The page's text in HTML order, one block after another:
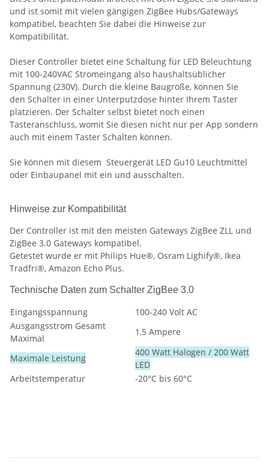
und ist somit mit vielen gängigen ZigBee Hubs/Gateways
kompatibel, beachten Sie dabei die Hinweise zur
Kompatibilität.
Dieser Controller bietet eine Schaltung für LED Beleuchtung
mit 100-240VAC Stromeingang also haushaltsüblicher
Spannung (230V). Durch die kleine Baugröße, können Sie
den Schalter in einer Unterputzdose hinter Ihrem Taster
platzieren. Der Schalter selbst bietet noch einen
Tasteranschluss, womit Sie diesen nicht nur per App sondern
auch mit einem Taster Schalten können.
Sie können mit diesem Steuergerät LED Gu10 Leuchtmittel
oder Einbaupanel mit ein und ausschalten.
Hinweise zur Kompatibilität
Der Controller ist mit den meisten Gateways ZigBee ZLL und
ZigBee 3.0 Gateways kompatibel.
Getestet wurde er mit Philips Hue®, Osram Lighify®, Ikea
Tradfri®, Amazon Echo Plus.
Technische Daten zum Schalter ZigBee 3.0
Eingangsspannung
100-240 Volt AC
Ausgangsstrom Gesamt
Maximal
1,5 Ampere
Maximale Leistung
400 Watt Halogen / 200 Watt
LED
Arbeitstemperatur
-20°C bis 60°C